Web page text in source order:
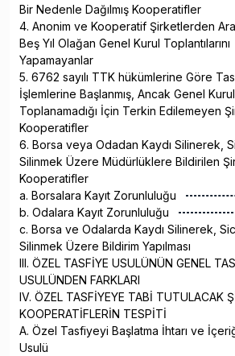
Bir Nedenle Dağılmış Kooperatifler
4. Anonim ve Kooperatif Şirketlerden
Beş Yıl Olağan Genel Kurul Toplantılarını
Yapamayanlar
5. 6762 sayılı TTK hükümlerine Göre
İşlemlerine Başlanmış, Ancak Genel Kurul
Toplanamadığı İçin Terkin Edilemeyen
Kooperatifler
6. Borsa veya Odadan Kaydı Silinerek,
Silinmek Üzere Müdürlüklere Bildirilen
Kooperatifler
a. Borsalara Kayıt Zorunluluğu
b. Odalara Kayıt Zorunluluğu
c. Borsa ve Odalarda Kaydı Silinerek,
Silinmek Üzere Bildirim Yapılması
III. ÖZEL TASFİYE USULÜNÜN GENEL
USULÜNDEN FARKLARI
IV. ÖZEL TASFİYEYE TABİ TUTULACAK
KOOPERATİFLERİN TESPİTİ
A. Özel Tasfiyeyi Başlatma İhtarı ve
Usulü